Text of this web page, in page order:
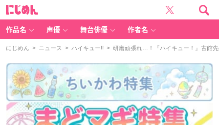
作品名 声優 舞台俳優 作者名
にじめん > ニュース > ハイキュー!! > 研磨頑張れ…！『ハイキュー！』古館